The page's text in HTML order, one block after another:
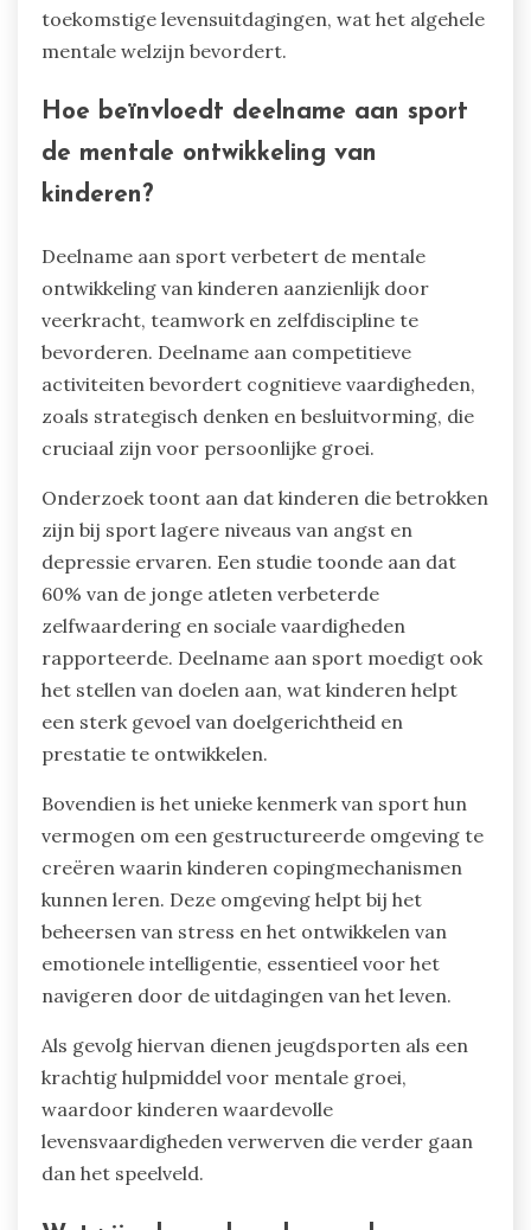
toekomstige levensuitdagingen, wat het algehele
mentale welzijn bevordert.
Hoe beïnvloedt deelname aan sport
de mentale ontwikkeling van
kinderen?
Deelname aan sport verbetert de mentale
ontwikkeling van kinderen aanzienlijk door
veerkracht, teamwork en zelfdiscipline te
bevorderen. Deelname aan competitieve
activiteiten bevordert cognitieve vaardigheden,
zoals strategisch denken en besluitvorming, die
cruciaal zijn voor persoonlijke groei.
Onderzoek toont aan dat kinderen die betrokken
zijn bij sport lagere niveaus van angst en
depressie ervaren. Een studie toonde aan dat
60% van de jonge atleten verbeterde
zelfwaardering en sociale vaardigheden
rapporteerde. Deelname aan sport moedigt ook
het stellen van doelen aan, wat kinderen helpt
een sterk gevoel van doelgerichtheid en
prestatie te ontwikkelen.
Bovendien is het unieke kenmerk van sport hun
vermogen om een gestructureerde omgeving te
creëren waarin kinderen copingmechanismen
kunnen leren. Deze omgeving helpt bij het
beheersen van stress en het ontwikkelen van
emotionele intelligentie, essentieel voor het
navigeren door de uitdagingen van het leven.
Als gevolg hiervan dienen jeugdsporten als een
krachtig hulpmiddel voor mentale groei,
waardoor kinderen waardevolle
levensvaardigheden verwerven die verder gaan
dan het speelveld.